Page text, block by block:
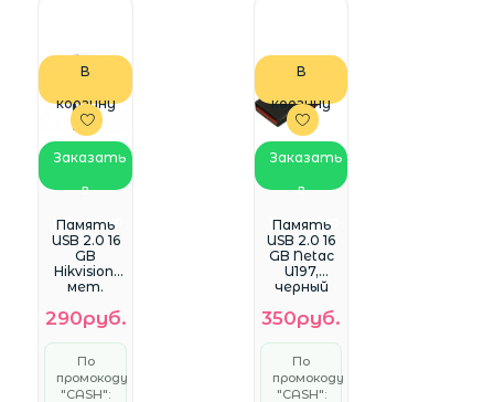
В
корзину
Заказать
в
WhatsApp
Память
USB 2.0 16
GB
Hikvision,
мет.
USB-
M200(STD)
/16G/EN)
290руб.
По
промокоду
"CASH":
В
корзину
Заказать
в
WhatsApp
Память
USB 2.0 16
GB Netac
U197,
черный
N-016G-
20BK)
350руб.
По
промокоду
"CASH":